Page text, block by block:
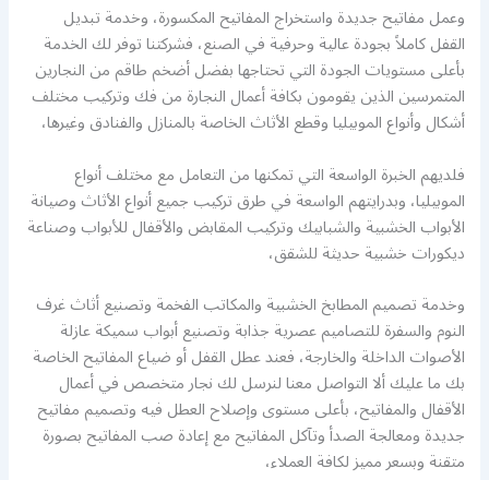
وعمل مفاتيح جديدة واستخراج المفاتيح المكسورة، وخدمة تبديل
القفل كاملاً بجودة عالية وحرفية في الصنع، فشركتنا توفر لك الخدمة
بأعلى مستويات الجودة التي تحتاجها بفضل أضخم طاقم من النجارين
المتمرسين الذين يقومون بكافة أعمال النجارة من فك وتركيب مختلف
أشكال وأنواع الموبيليا وقطع الأثاث الخاصة بالمنازل والفنادق وغيرها،
فلديهم الخبرة الواسعة التي تمكنها من التعامل مع مختلف أنواع
الموبيليا، وبدرايتهم الواسعة في طرق تركيب جميع أنواع الأثاث وصيانة
الأبواب الخشبية والشبابيك وتركيب المقابض والأقفال للأبواب وصناعة
ديكورات خشبية حديثة للشقق،
وخدمة تصميم المطابخ الخشبية والمكاتب الفخمة وتصنيع أثاث غرف
النوم والسفرة للتصاميم عصرية جذابة وتصنيع أبواب سميكة عازلة
الأصوات الداخلة والخارجة، فعند عطل القفل أو ضياع المفاتيح الخاصة
بك ما عليك ألا التواصل معنا لنرسل لك نجار متخصص في أعمال
الأقفال والمفاتيح، بأعلى مستوى وإصلاح العطل فيه وتصميم مفاتيح
جديدة ومعالجة الصدأ وتآكل المفاتيح مع إعادة صب المفاتيح بصورة
متقنة وبسعر مميز لكافة العملاء،